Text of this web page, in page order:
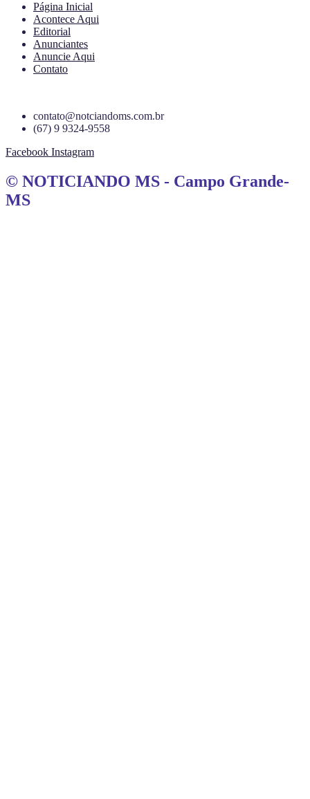
Página Inicial
Acontece Aqui
Editorial
Anunciantes
Anuncie Aqui
Contato
contato@notciandoms.com.br
(67) 9 9324-9558
Facebook Instagram
© NOTICIANDO MS - Campo Grande-
MS